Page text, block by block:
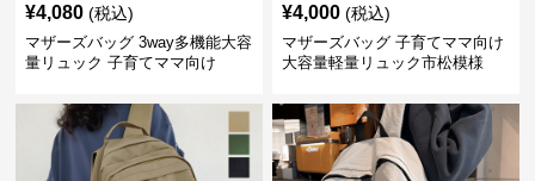
¥4,080 (税込)
マザーズバッグ 3way多機能大容
量リュック 子育てママ向け
¥4,000 (税込)
マザーズバッグ 子育てママ向け
大容量軽量リュック市松模様